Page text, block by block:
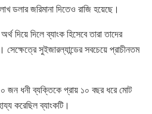
ডলার জরিমানা দিতেও রাজি হয়েছে।
দিয়ে দিলে ব্যাংক হিসেবে তারা তাদের
সেক্ষেত্রে সুইজারল্যান্ডের সবচেয়ে প্রাচীনতম
জন ধনী ব্যক্তিকে প্রায় ১০ বছর ধরে মোট
করেছিল ব্যাংকটি।